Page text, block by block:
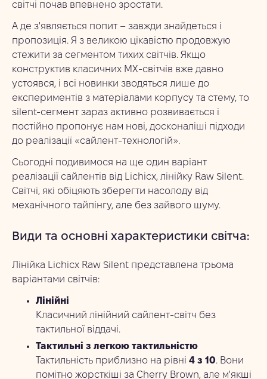
світчі почав впевнено зростати.
А де з'являється попит – завжди знайдеться і
пропозиція. Я з великою цікавістю продовжую
стежити за сегментом тихих світчів. Якщо
конструктив класичних MX-світчів вже давно
устоявся, і всі новинки зводяться лише до
експериментів з матеріалами корпусу та стему, то
silent-сегмент зараз активно розвивається і
постійно пропонує нам нові, досконаліші підходи
до реалізації «сайлент-технологій».
Сьогодні подивимося на ще один варіант
реалізації сайлентів від Lichicx, лінійку Raw Silent.
Світчі, які обіцяють зберегти насолоду від
механічного тайпінгу, але без зайвого шуму.
Види та основні характеристики світча:
Лінійка Lichicx Raw Silent представлена ​​трьома
варіантами світчів:
Лінійні
Класичний лінійний сайлент-світч без
тактильної віддачі.
Тактильні з легкою тактильністю
Тактильність приблизно на рівні 4 з 10. Вони
помітно жорсткіші за Cherry Brown, але м'якші